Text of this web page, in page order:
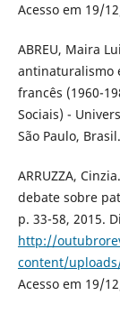
Acesso em 19/
ABREU, Maira
antinaturalismo
francês (1960-
Sociais) -
São Paulo, Brasil.
ARRUZZA,
debate sobre
p. 33-58, 2015.
http://
content/
Acesso em 19/